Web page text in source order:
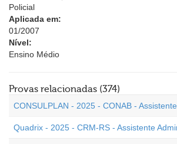
Policial
Aplicada em:
01/2007
Nível:
Ensino Médio
Provas relacionadas (374)
CONSULPLAN - 2025 - CONAB -
Quadrix - 2025 - CRM-RS - Assistente